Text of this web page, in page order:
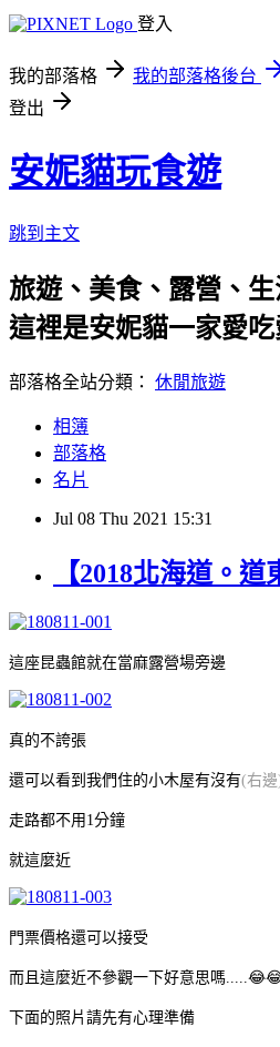
登入
我的部落格 我的部落格後台
登出
安妮貓玩食遊
跳到主文
旅遊、美食、露營、
這裡是安妮貓一家愛
部落格全站分類： 休閒旅遊
相簿
部落格
名片
Jul 08 Thu 2021 15:31
【2018北海道。
這座昆蟲館就在當麻露營場旁邊
真的不誇張
還可以看到我們住的小木屋有沒有(右邊
走路都不用1分鐘
就這麼近
門票價格還可以接受
而且這麼近不參觀一下好意思嗎
下面的照片請先有心理準備